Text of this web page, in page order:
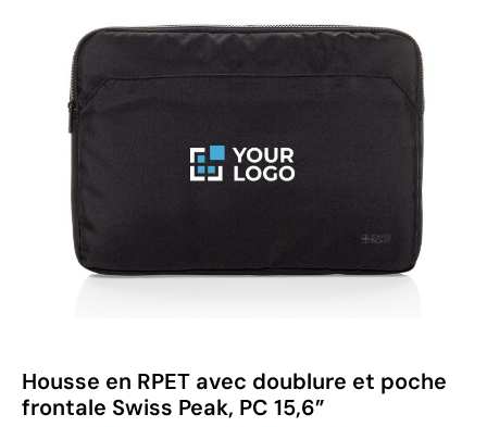
Housse en RPET avec doublure et poche
frontale Swiss Peak, PC 15,6”